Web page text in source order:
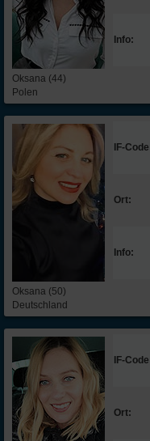
Oksana (44)
Polen
Info:
Oksana (50)
Deutschland
IF-
Ort:
Info:
IF-
Ort: